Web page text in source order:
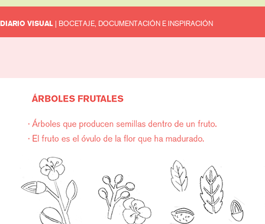
DIARIO VISUAL | BOCETAJE, DOCUMENTACIÓN E INSPIRACIÓN